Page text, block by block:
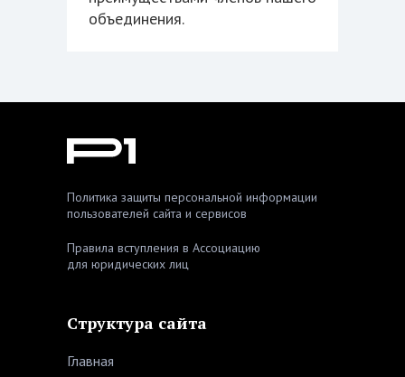
объединения.
Политика защиты персональной информации
пользователей сайта и сервисов
Правила вступления в Ассоциацию
для юридических лиц
Структура сайта
Главная